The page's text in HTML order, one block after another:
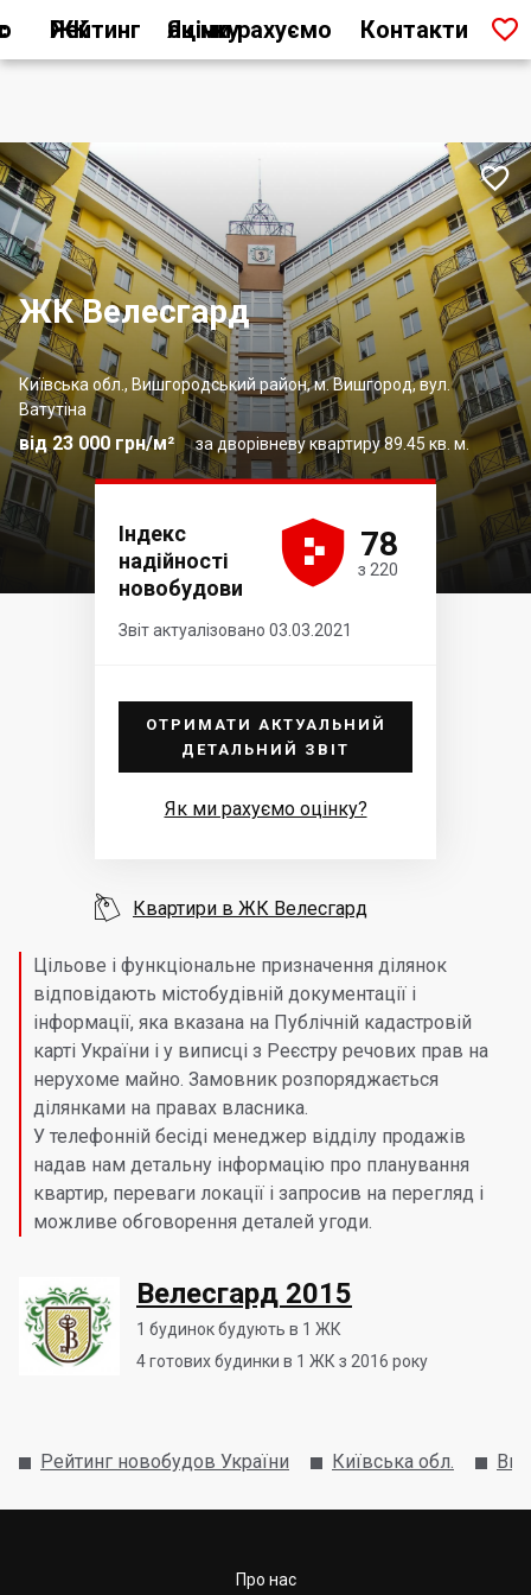
Рейтинг ЖК Як ми рахуємо оцінку Контакти 
ЖК Велесгард
Київська обл., Вишгородський район, м. Вишгород, вул.
Ватутіна
за дворівневу квартиру 89.45 кв. м.
від 23 000 грн/м²

Цільове і функціональне призначення ділянок
відповідають містобудівній документації і
інформації, яка вказана на Публічній кадастровій
карті України і у виписці з Реєстру речових прав на
нерухоме майно. Замовник розпоряджається
ділянками на правах власника.
У телефонній бесіді менеджер відділу продажів
надав нам детальну інформацію про планування
квартир, переваги локації і запросив на перегляд і
можливе обговорення деталей угоди.
Велесгард 2015
1 будинок будують в 1 ЖК
4готових будинки в 1 ЖК з 2016 року
Індекс
надійності
новобудови




 78
з 220
Звіт актуалізовано 03.03.2021
ОТРИМАТИ АКТУАЛЬНИЙ
ДЕТАЛЬНИЙ ЗВІТ
Як ми рахуємо оцінку?
 Квартири в ЖК Велесгард
Рейтинг новобудов України Київська обл.
Про нас